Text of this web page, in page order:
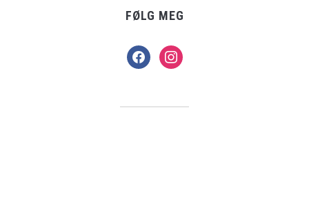
FØLG MEG
facebookinstagram